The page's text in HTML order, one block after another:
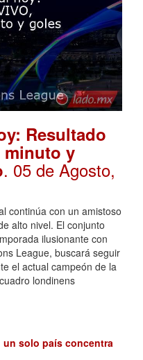
Resultado
minuto y
. 05 de Agosto,
continúa con un amistoso
alto nivel. El conjunto
ilusionante con
League, buscará seguir
el actual campeón de la
londinens
un solo país concentra